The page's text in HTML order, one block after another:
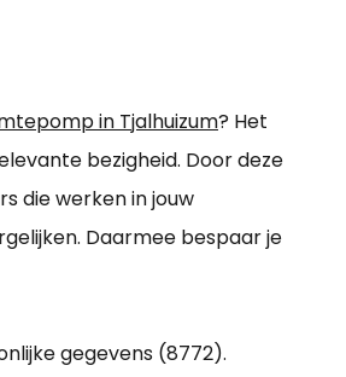
in Tjalhuizum? Het
bezigheid. Door deze
die werken in jouw
Daarmee bespaar je
gegevens (8772).